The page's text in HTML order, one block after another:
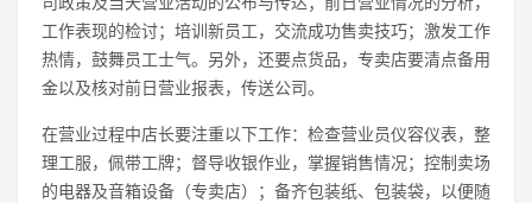
工作表现的检讨；培训新员工，交流成功售卖技巧；激发工作
热情，鼓舞员工士气。另外，还要点货品，专卖店要清点备用
金以及核对前日营业报表，传送公司。
在营业过程中店长要注重以下工作：检查营业员仪容仪表，整
理工服，佩带工牌；督导收银作业，掌握销售情况；控制卖场
的电器及音箱设备（专卖店）；备齐包装纸、包装袋，以便随